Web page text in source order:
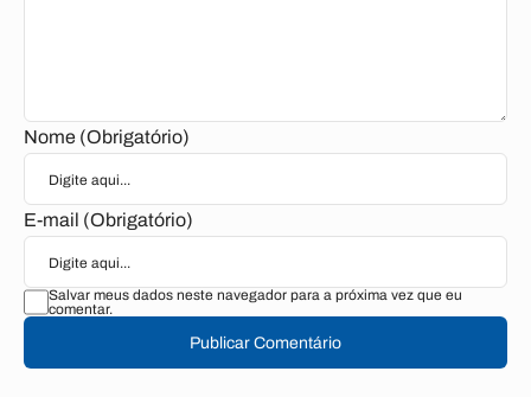
Nome (Obrigatório)
E-mail (Obrigatório)
Salvar meus dados neste navegador para a próxima vez que eu
comentar.
Publicar Comentário